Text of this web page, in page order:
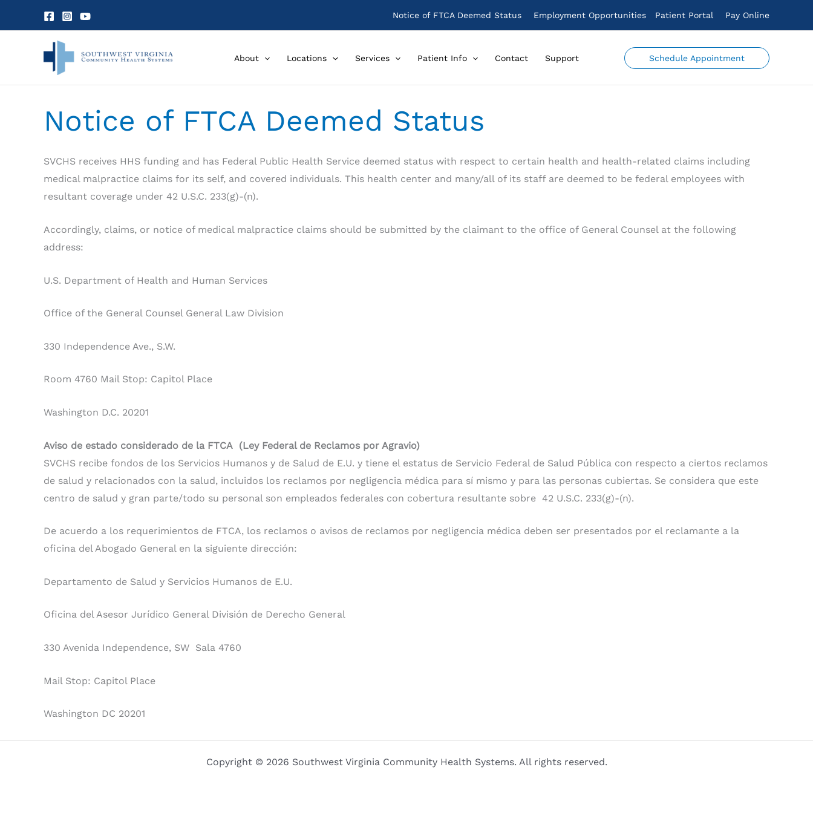
Notice of FTCA Deemed Status Employment Opportunities Patient Portal Pay Online
About Locations Services Patient Info Contact Support Schedule Appointment
Notice of FTCA Deemed Status
SVCHS receives HHS funding and has Federal Public Health Service deemed status with respect to certain health and health-related claims including
medical malpractice claims for its self, and covered individuals. This health center and many/all of its staff are deemed to be federal employees with
resultant coverage under 42 U.S.C. 233(g)-(n).
Accordingly, claims, or notice of medical malpractice claims should be submitted by the claimant to the office of General Counsel at the following
address:
U.S. Department of Health and Human Services
Office of the General Counsel General Law Division
330 Independence Ave., S.W.
Room 4760 Mail Stop: Capitol Place
Washington D.C. 20201
Aviso de estado considerado de la FTCA (Ley Federal de Reclamos por Agravio)
SVCHS recibe fondos de los Servicios Humanos y de Salud de E.U. y tiene el estatus de Servicio Federal de Salud Pública con respecto a ciertos reclamos
de salud y relacionados con la salud, incluidos los reclamos por negligencia médica para sí mismo y para las personas cubiertas. Se considera que este
centro de salud y gran parte/todo su personal son empleados federales con cobertura resultante sobre 42 U.S.C. 233(g)-(n).
De acuerdo a los requerimientos de FTCA, los reclamos o avisos de reclamos por negligencia médica deben ser presentados por el reclamante a la
oficina del Abogado General en la siguiente dirección:
Departamento de Salud y Servicios Humanos de E.U.
Oficina del Asesor Jurídico General División de Derecho General
330 Avenida Independence, SW Sala 4760
Mail Stop: Capitol Place
Washington DC 20201
Copyright © 2026 Southwest Virginia Community Health Systems. All rights reserved.